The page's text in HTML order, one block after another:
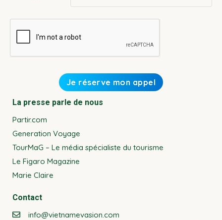
La presse parle de nous
Partir.com
Generation Voyage
TourMaG – Le média spécialiste du tourisme
Le Figaro Magazine
Marie Claire
Contact
info@vietnamevasion.com